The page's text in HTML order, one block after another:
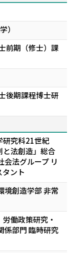
）
前期（修士）課
後期課程博士研
研究科21世紀
と法創造」総合
会法グループ リ
ント
境創造学部 非常
働政策研究・
係部門 臨時研究